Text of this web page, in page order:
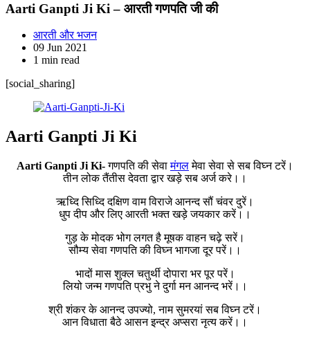
Aarti Ganpti Ji Ki – आरती गणपति जी की
आरती और भजन
09 Jun 2021
1 min read
[social_sharing]
Aarti Ganpti Ji Ki
Aarti Ganpti Ji Ki-गणपति की सेवामंगलमेवा सेवा से सब विघ्न टरें।
तीन लोक तैंतीस देवता द्वार खड़े सब अर्ज करे।।
ऋध्दि सिध्दि दक्षिण वाम विराजे आनन्द सौं चंवर दुरें।
धुप दीप और लिए आरती भक्त खड़े जयकार करें।।
गुड़ के मोदक भोग लगत है मूषक वाहन चढ़े सरें।
सौम्य सेवा गणपति की विघ्न भागजा दूर परें।।
भादों मास शुक्ल चतुर्थी दोपारा भर पूर परें।
लियो जन्म गणपति प्रभु ने दुर्गा मन आनन्द भरें।।
श्री शंकर के आनन्द उपज्यो, नाम सुमरयां सब विघ्न टरें।
आन विधाता बैठे आसन इन्द्र अप्सरा नृत्य करें।।